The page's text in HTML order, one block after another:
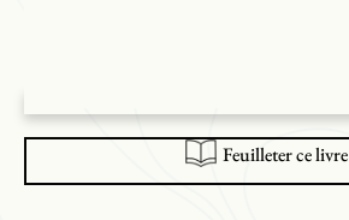
Feuilleter ce livre